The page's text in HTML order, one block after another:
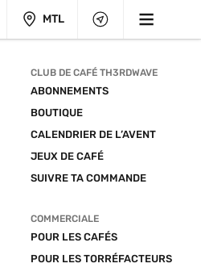
MTL
CLUB DE CAFÉ TH3RDWAVE
ABONNEMENTS
BOUTIQUE
CALENDRIER DE L’AVENT
JEUX DE CAFÉ
SUIVRE TA COMMANDE
COMMERCIALE
POUR LES CAFÉS
POUR LES TORRÉFACTEURS